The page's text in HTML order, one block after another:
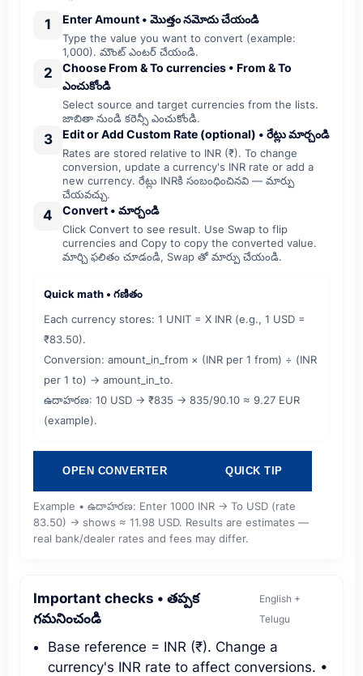
1 Enter Amount • మొత్తం నమోదు చేయండి
Type the value you want to convert (example:
1,000). మౌంట్ ఎంటర్ చేయండి.
2
Choose From & To currencies • From & To
ఎంచుకోండి
Select source and target currencies from the lists.
జాబితా నుండి కరెన్సీ ఎంచుకోండి.
3 Edit or Add Custom Rate (optional) • రేట్లు మార్చండి
Rates are stored relative to INR (₹). To change
conversion, update a currency's INR rate or add a
new currency. రేట్లు INRకి సంబంధించినవి — మార్పు
చేయవచ్చు.
4 Convert • మార్చండి
Click Convert to see result. Use Swap to flip
currencies and Copy to copy the converted value.
మార్చి ఫలితం చూడండి, Swap తో మార్పు చేయండి.
Quick math • గణితం
Each currency stores: 1 UNIT = X INR (e.g., 1 USD =
₹83.50).
Conversion: amount_in_from × (INR per 1 from) ÷ (INR
per 1 to) → amount_in_to.
ఉదాహరణ: 10 USD → ₹835 → 835/90.10 ≈ 9.27 EUR
(example).
OPEN CONVERTER QUICK TIP
Example • ఉదాహరణ: Enter 1000 INR → To USD (rate
83.50) → shows ≈ 11.98 USD. Results are estimates —
real bank/dealer rates and fees may differ.
Important checks • తప్పక
గమనించండి
English +
Telugu
Base reference = INR (₹). Change a
currency's INR rate to affect conversions. •